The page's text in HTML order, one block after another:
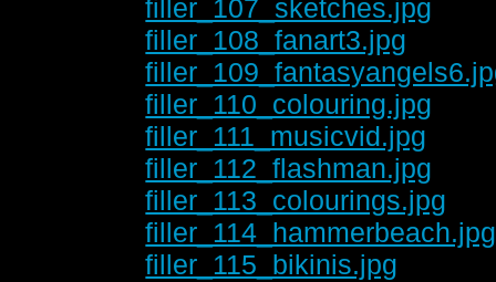
filler_107_sketches.jpg
filler_108_fanart3.jpg
filler_110_colouring.jpg
filler_111_musicvid.jpg
filler_112_flashman.jpg
filler_113_colourings.jpg
filler_114_hammerbeach.jpg
filler_115_bikinis.jpg